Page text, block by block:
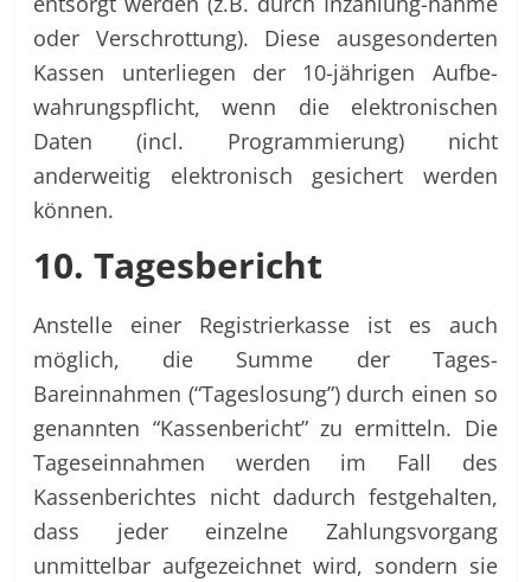
oder Verschrottung). Diese ausgesonderten
Kassen unterliegen der 10-jährigen Aufbe-
wahrungspflicht, wenn die elektronischen
Daten (incl. Programmierung) nicht
anderweitig elektronisch gesichert werden
können.
10. Tagesbericht
Anstelle einer Registrierkasse ist es auch
möglich, die Summe der Tages-
Bareinnahmen (“Tageslosung”) durch einen so
genannten “Kassenbericht” zu ermitteln. Die
Tageseinnahmen werden im Fall des
Kassenberichtes nicht dadurch festgehalten,
dass jeder einzelne Zahlungsvorgang
unmittelbar aufgezeichnet wird, sondern sie